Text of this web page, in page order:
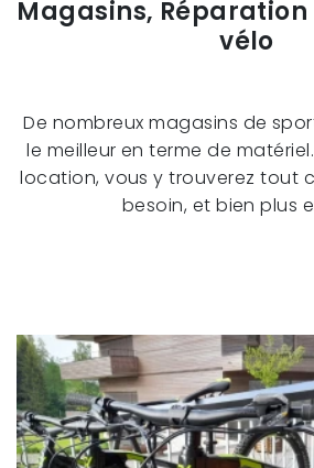
Magasins, Réparation
vélo
De nombreux magasins de
le meilleur en terme de
location, vous y trouverez tout
besoin, et bien plus